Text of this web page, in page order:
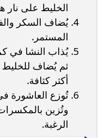
الخليط على نار
يُضاف السكر
المستمر.
يُذاب النشا في
ثم يُضاف
أكثر كثافة.
تُوزع العاشورة
وتُزين
الرغبة.